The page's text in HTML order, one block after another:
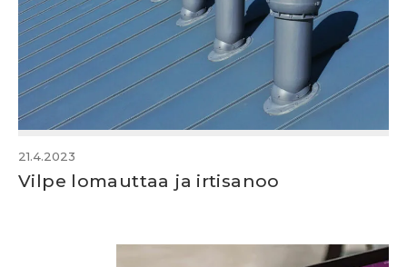
21.4.2023
Vilpe lomauttaa ja irtisanoo